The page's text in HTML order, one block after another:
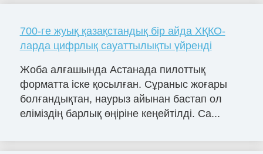
700-ге жуық қазақстандық бір айда ХҚКО-
ларда цифрлық сауаттылықты үйренді
Жоба алғашында Астанада пилоттық
форматта іске қосылған. Сұраныс жоғары
болғандықтан, наурыз айынан бастап ол
еліміздің барлық өңіріне кеңейтілді. Са...